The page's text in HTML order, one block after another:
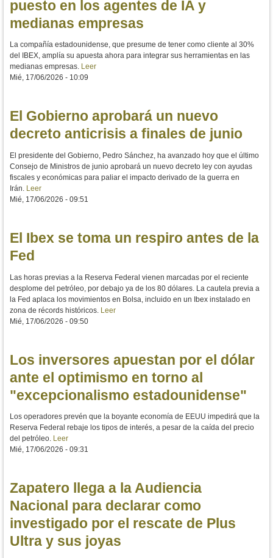
puesto en los agentes de IA y
medianas empresas
La compañía estadounidense, que presume de tener como cliente al 30%
del IBEX, amplía su apuesta ahora para integrar sus herramientas en las
medianas empresas. Leer
Mié, 17/06/2026 - 10:09
El Gobierno aprobará un nuevo
decreto anticrisis a finales de junio
El presidente del Gobierno, Pedro Sánchez, ha avanzado hoy que el último
Consejo de Ministros de junio aprobará un nuevo decreto ley con ayudas
fiscales y económicas para paliar el impacto derivado de la guerra en
Irán. Leer
Mié, 17/06/2026 - 09:51
El Ibex se toma un respiro antes de la
Fed
Las horas previas a la Reserva Federal vienen marcadas por el reciente
desplome del petróleo, por debajo ya de los 80 dólares. La cautela previa a
la Fed aplaca los movimientos en Bolsa, incluido en un Ibex instalado en
zona de récords históricos. Leer
Mié, 17/06/2026 - 09:50
Los inversores apuestan por el dólar
ante el optimismo en torno al
"excepcionalismo estadounidense"
Los operadores prevén que la boyante economía de EEUU impedirá que la
Reserva Federal rebaje los tipos de interés, a pesar de la caída del precio
del petróleo. Leer
Mié, 17/06/2026 - 09:31
Zapatero llega a la Audiencia
Nacional para declarar como
investigado por el rescate de Plus
Ultra y sus joyas